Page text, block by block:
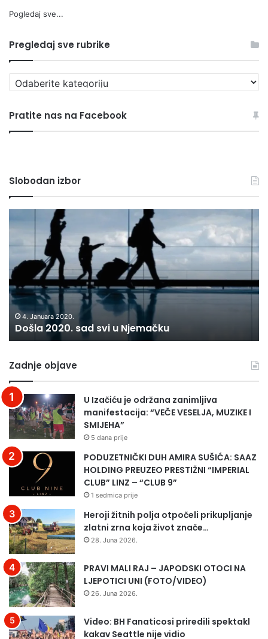
Pogledaj sve...
Pregledaj sve rubrike
Pregledaj
sve
Pratite nas na Facebook
Slobodan izbor
2020.
Njemačku
4. Januara 2020.
Došla 2020. sad svi u Njemačku
Zadnje objave
U Izačiću je održana zanimljiva
manifestacija: “VEČE VESELJA, MUZIKE I
SMIJEHA”
5 dana prije
PODUZETNIČKI DUH AMIRA SUŠIĆA: SAAZ
HOLDING PREUZEO PRESTIŽNI “IMPERIAL
CLUB” LINZ – “CLUB 9”
1 sedmica prije
Heroji žitnih polja otpočeli prikupljanje
zlatni zrna koja život znače…
28. Juna 2026.
PRAVI MALI RAJ – JAPODSKI OTOCI NA
LJEPOTICI UNI (FOTO/VIDEO)
26. Juna 2026.
Video: BH Fanaticosi priredili spektakl
kakav Seattle nije vidio